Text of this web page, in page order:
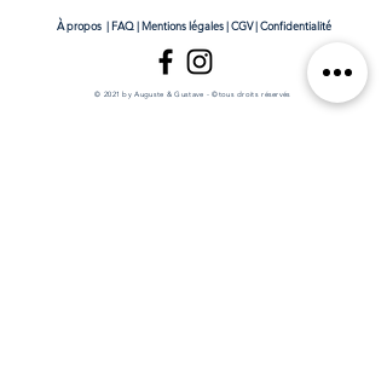
À propos| FAQ|Mentions légales|CGV|Confidentialité
© 2021 by Auguste & Gustave - ©tous droits réservés